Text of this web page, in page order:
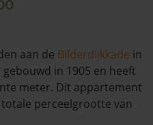
aan de Bilderdijkkade in
gebouwd in 1905 en heeft
meter. Dit appartement
perceelgrootte van